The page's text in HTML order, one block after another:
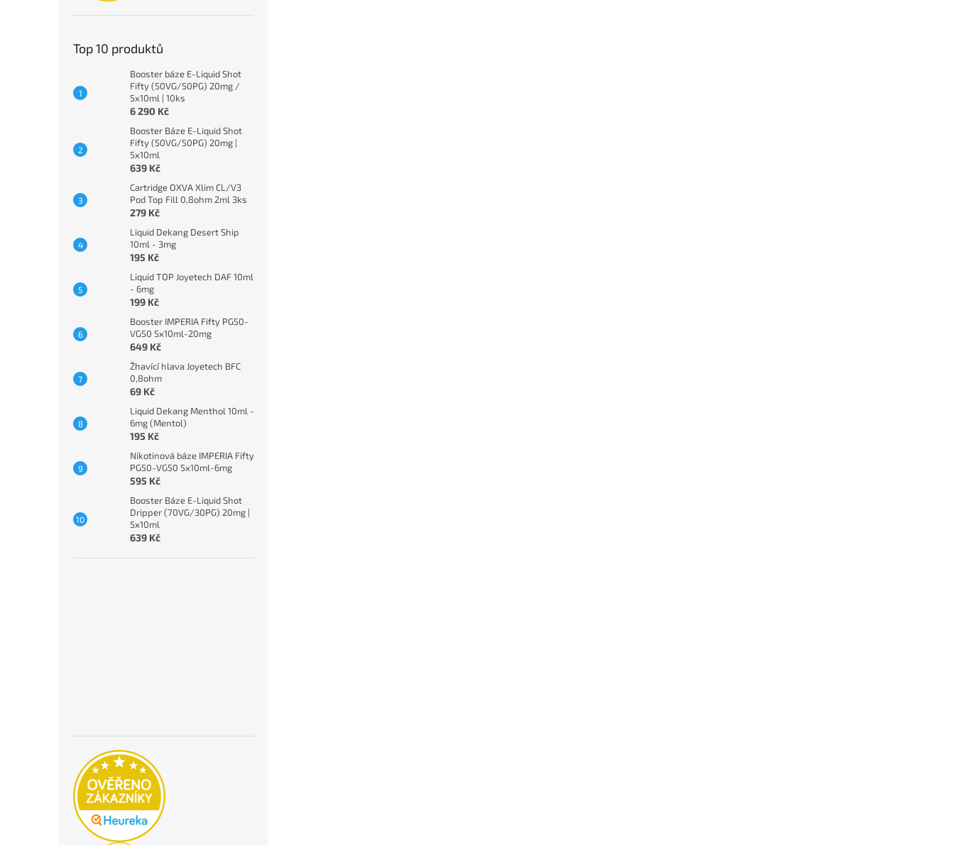
Top 10 produktů
Booster báze E-Liquid Shot
Fifty (50VG/50PG) 20mg /
5x10ml | 10ks
6 290 Kč
Booster Báze E-Liquid Shot
Fifty (50VG/50PG) 20mg |
5x10ml
639 Kč
Cartridge OXVA Xlim CL/V3
Pod Top Fill 0,8ohm 2ml 3ks
279 Kč
Liquid Dekang Desert Ship
10ml - 3mg
195 Kč
Liquid TOP Joyetech DAF 10ml
- 6mg
199 Kč
Booster IMPERIA Fifty PG50-
VG50 5x10ml-20mg
649 Kč
Žhavící hlava Joyetech BFC
0,8ohm
69 Kč
Liquid Dekang Menthol 10ml -
6mg (Mentol)
195 Kč
Nikotinová báze IMPERIA Fifty
PG50-VG50 5x10ml-6mg
595 Kč
Booster Báze E-Liquid Shot
Dripper (70VG/30PG) 20mg |
5x10ml
639 Kč